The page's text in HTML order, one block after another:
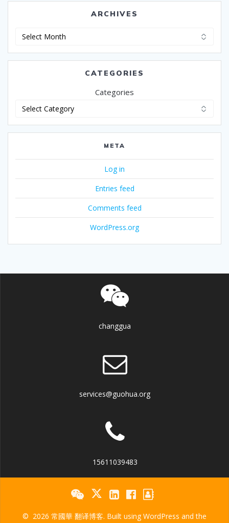
ARCHIVES
Archives
CATEGORIES
Categories
META
Log in
Entries feed
Comments feed
WordPress.org
changgua
services@guohua.org
15611039483
© 2026 常國華 翻译博客. Built using WordPress and the